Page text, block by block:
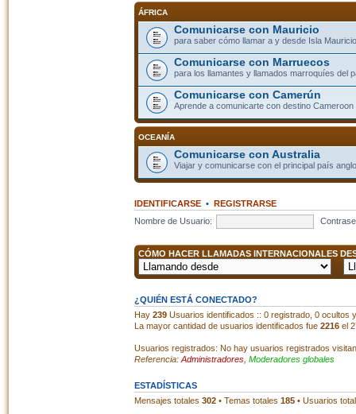
ÁFRICA
Comunicarse con Mauricio
para saber cómo llamar a y desde Isla
Comunicarse con Marruecos
para los llamantes y llamados marroquíes del
Comunicarse con Camerún
Aprende a comunicarte con destino Cameroon
OCEANÍA
Comunicarse con Australia
Viajar y comunicarse con el principal país
IDENTIFICARSE• REGISTRARSE
Nombre de Usuario:
CÓMO HACER LLAMADAS INTERNACIONALES
¿QUIÉN ESTÁ CONECTADO?
Hay 239Usuarios identificados :: 0 registrado, 0 ocultos
La mayor cantidad de usuarios identificados fue 2216el
Usuarios registrados: No hay usuarios registrados
Referencia: Administradores, Moderadores globales
ESTADÍSTICAS
Mensajes totales 302• Temas totales 185• Usuarios